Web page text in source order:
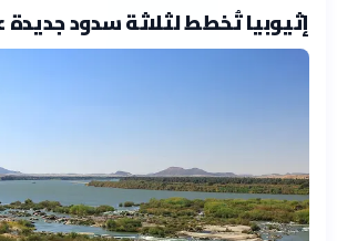
إثيوبيا تُخطط لثلاثة سدود جديدة